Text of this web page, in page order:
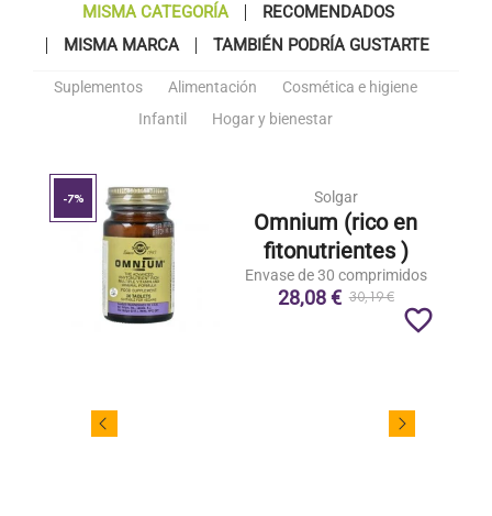
MISMA CATEGORÍA
RECOMENDADOS
MISMA MARCA
TAMBIÉN PODRÍA GUSTARTE
Suplementos Alimentación
Cosmética e higiene
Infantil
Hogar y bienestar
-7% Solgar
Omnium (rico en
fitonutrientes )
Envase de 30 comprimidos
28,08 € 30,19 €
favorite_border